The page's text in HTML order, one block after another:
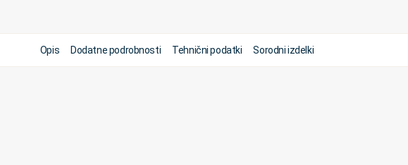
Opis Dodatne podrobnosti Tehnični podatki Sorodni izdelki